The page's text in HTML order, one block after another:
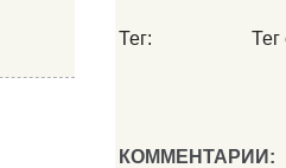
Тег: Тег
КОММЕНТАРИИ: